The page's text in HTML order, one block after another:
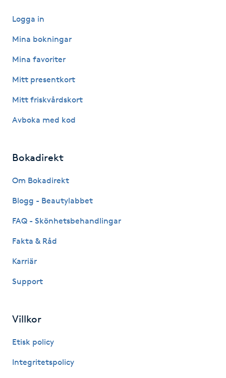
Klangmassage
Klippning & Slingor
Kroppsinpackning
Käkledsbehandling
Laserbehandling
Logga in
Mina bokningar
Mina favoriter
Mitt presentkort
Mitt friskvårdskort
Avboka med kod
Bokadirekt
Om Bokadirekt
Blogg - Beautylabbet
FAQ - Skönhetsbehandlingar
Fakta & Råd
Karriär
Support
Villkor
Etisk policy
Integritetspolicy